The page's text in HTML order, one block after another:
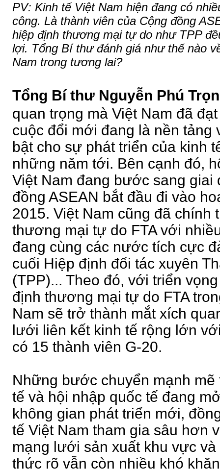
PV: Kinh tế Việt Nam hiện đang có
công. Là thành viên của Cộng đồng
hiệp định thương mại tự do như TPP
lợi. Tổng Bí thư đánh giá như thế nào
Nam trong tương lai?
Tổng Bí thư Nguyễn Phú
quan trọng mà Việt Nam đã
cuộc đổi mới đang là nền tảng
bật cho sự phát triển của kinh
những năm tới. Bên cạnh đó,
Việt Nam đang bước sang giai
đồng ASEAN bắt đầu đi vào
2015. Việt Nam cũng đã chính
thương mại tự do FTA với
đang cùng các nước tích cực
cuối Hiệp định đối tác xuyên
(TPP)... Theo đó, với triển
định thương mại tự do FTA
Nam sẽ trở thành mắt xích
lưới liên kết kinh tế rộng lớn
có 15 thành viên G-20.
Những bước chuyển mạnh mẽ
tế và hội nhập quốc tế đang
không gian phát triển mới,
tế Việt Nam tham gia sâu hơn
mạng lưới sản xuất khu vực
thức rõ vẫn còn nhiều khó